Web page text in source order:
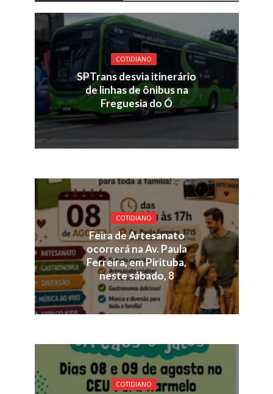
COTIDIANO
SPTrans desvia itinerário
de linhas de ônibus na
Freguesia do Ó
COTIDIANO
Feira de Artesanato
ocorrerá na Av. Paula
Ferreira, em Pirituba,
neste sábado, 8
COTIDIANO